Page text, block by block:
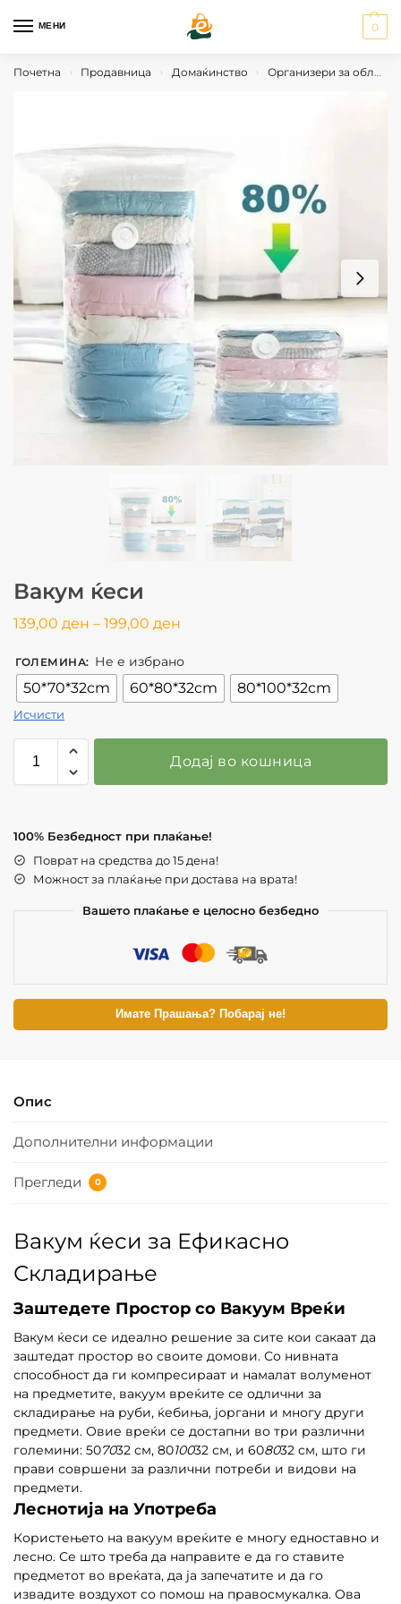
МЕНИ 0
Почетна › Продавница › Домаќинство › Организери за облека
Вакум ќеси
139,00 ден – 199,00 ден
ГОЛЕМИНА: Не е избрано
50*70*32cm 60*80*32cm 80*100*32cm
Исчисти
Додај во кошница
100% Безбедност при плаќање!
Поврат на средства до 15 дена!
Можност за плаќање при достава на врата!
Вашето плаќање е целосно безбедно
Имате Прашања? Побарај не!
Опис
Дополнителни информации
Прегледи 0
Вакум ќеси за Ефикасно
Складирање
Заштедете Простор со Вакуум Вреќи
Вакум ќеси се идеално решение за сите кои сакаат да
заштедат простор во своите домови. Со нивната
способност да ги компресираат и намалат волуменот
на предметите, вакуум вреќите се одлични за
складирање на руби, ќебиња, јоргани и многу други
предмети. Овие вреќи се достапни во три различни
големини: 507032 см, 8010032 см, и 608032 см, што ги
прави совршени за различни потреби и видови на
предмети.
Леснотија на Употреба
Користењето на вакуум вреќите е многу едноставно и
лесно. Се што треба да направите е да го ставите
предметот во вреќата, да ја запечатите и да го
извадите воздухот со помош на правосмукалка. Ова